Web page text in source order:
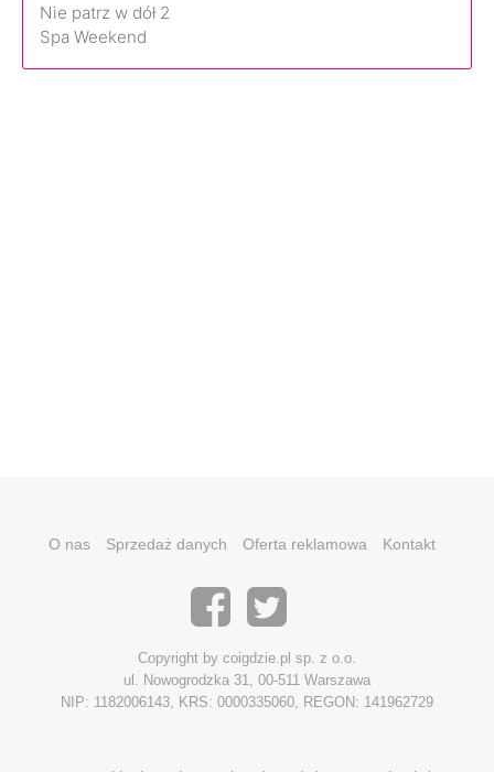
Nie patrz w dół 2
Spa Weekend
O nas Sprzedaż danych Oferta reklamowa Kontakt
Copyright by coigdzie.pl sp. z o.o.
ul. Nowogrodzka 31, 00-511 Warszawa
NIP: 1182006143, KRS: 0000335060, REGON: 141962729